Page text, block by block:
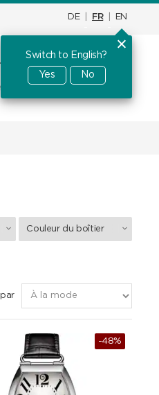
DE FR EN
Switch to English?
Yes
No
Panier d'achat CHF0.00
Couleur du boîtier
-48%